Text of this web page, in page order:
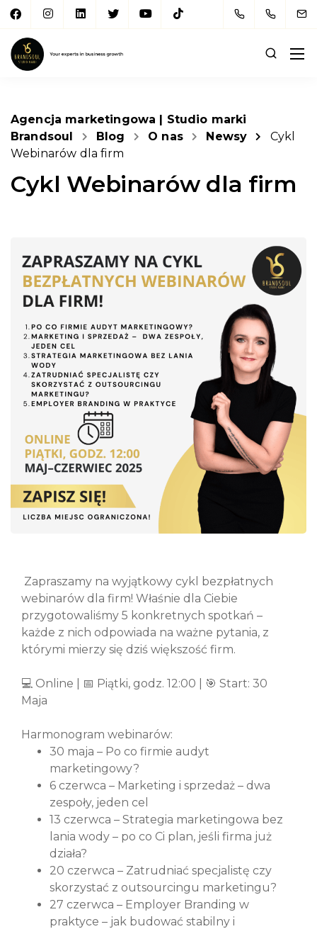
Agencja marketingowa | Studio marki
Brandsoul
Blog O nas Newsy
Cykl
Webinarów dla firm
Cykl Webinarów dla firm
Zapraszamy na wyjątkowy cykl bezpłatnych
webinarów dla firm! Właśnie dla Ciebie
przygotowaliśmy 5 konkretnych spotkań –
każde z nich odpowiada na ważne pytania, z
którymi mierzy się dziś większość firm.
💻 Online | 📅 Piątki, godz. 12:00 | 🎯 Start: 30
Maja
Harmonogram webinarów:
30 maja – Po co firmie audyt
marketingowy?
6 czerwca – Marketing i sprzedaż – dwa
zespoły, jeden cel
13 czerwca – Strategia marketingowa bez
lania wody – po co Ci plan, jeśli firma już
działa?
20 czerwca – Zatrudniać specjalistę czy
skorzystać z outsourcingu marketingu?
27 czerwca – Employer Branding w
praktyce – jak budować stabilny i